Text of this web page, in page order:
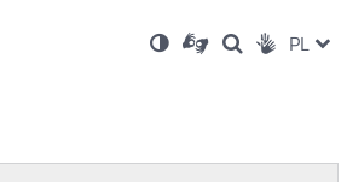
Ustawienia
Wersja
kontrastowa
Dla
niesłyszących
OtwórzOtwórz
w
Otwórz
w
Social PL